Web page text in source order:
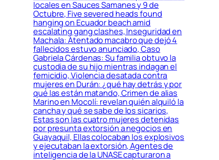
locales en Sauces Samanes y 9 de
Octubre, Five severed heads found
hanging on Ecuador beach amid
escalating gang clashes, Inseguridad en
Machala: Atentado macabro que dejó 4
fallecidos estuvo anunciado, Caso
Gabriela Cárdenas: Su familia obtuvo la
custodia de su hijo mientras indagan el
femicidio, Violencia desatada contra
mujeres en Durán: ¿qué hay detrás y por
qué las están matando, Crimen de alias
Marino en Mocolí: revelan quién alquiló la
cancha y qué se sabe de los sicarios,
Estas son las cuatro mujeres detenidas
por presunta extorsión a negocios en
Guayaquil, Ellas colocaban los explosivos
y ejecutaban la extorsión, Agentes de
inteligencia de la UNASE capturaron a